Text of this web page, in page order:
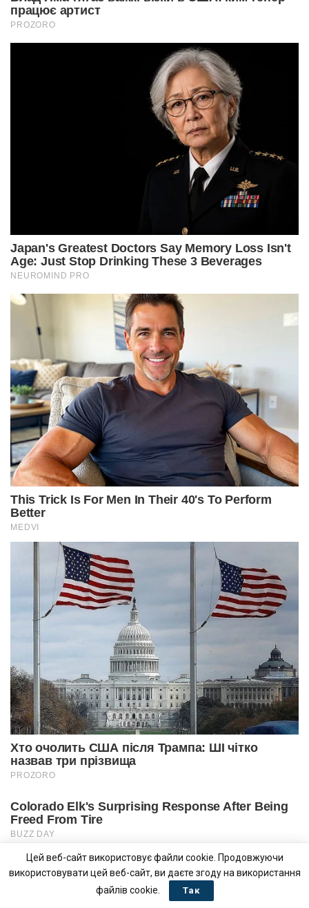
Цей веб-сайт використовує файли cookie. Продовжуючи
використовувати цей веб-сайт, ви даєте згоду на використання
файлів cookie.
Так